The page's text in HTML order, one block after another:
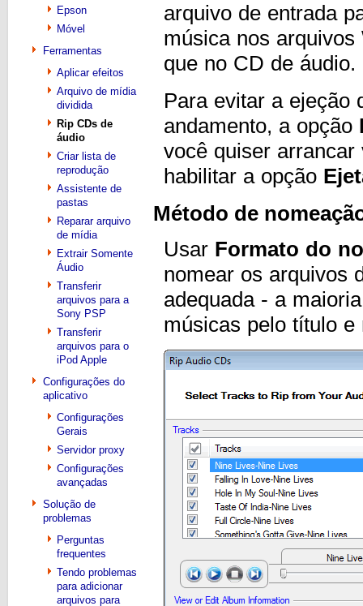
Epson
Móvel
Ferramentas
Aplicar efeitos
Arquivo de mídia
dividida
Rip CDs de
áudio
Criar lista de
reprodução
Assistente de
pastas
Reparar arquivo
de mídia
Extrair Somente
Áudio
Transferir
arquivos para a
Sony PSP
Transferir
arquivos para o
iPod Apple
Configurações do
aplicativo
Configurações
Gerais
Servidor proxy
Configurações
avançadas
Solução de
problemas
Perguntas
frequentes
Tendo problemas
para adicionar
arquivos para
arquivo de entrada
música nos
que no CD de áudio.
Para evitar a ejeção
andamento, a opção
você quiser
habilitar a opção
Método de
Usar Formato do
nomear os arquivos
adequada - a
músicas pelo título